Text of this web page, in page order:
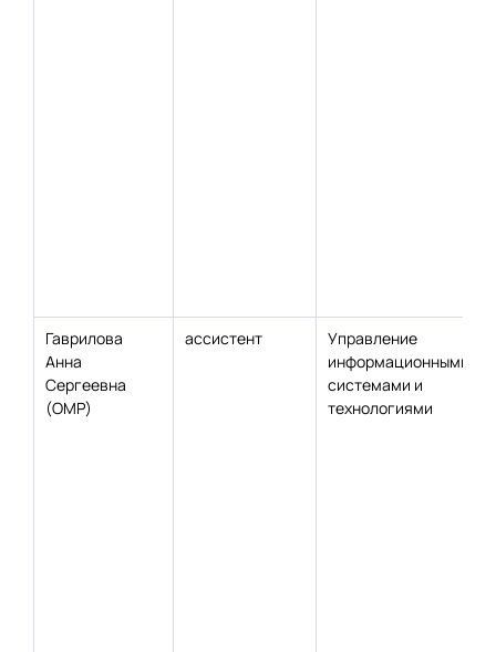
Гаврилова
Анна
Сергеевна
(ОМР)
ассистент
Управление
информационными
системами и
технологиями